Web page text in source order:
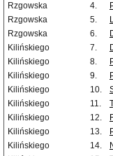
Rzgowska
4.
Rzgowska
5.
Rzgowska
6.
Kilińskiego
7.
Kilińskiego
8.
Kilińskiego
9.
Kilińskiego
10.
Kilińskiego
11.
Kilińskiego
12.
Kilińskiego
13.
Kilińskiego
14.